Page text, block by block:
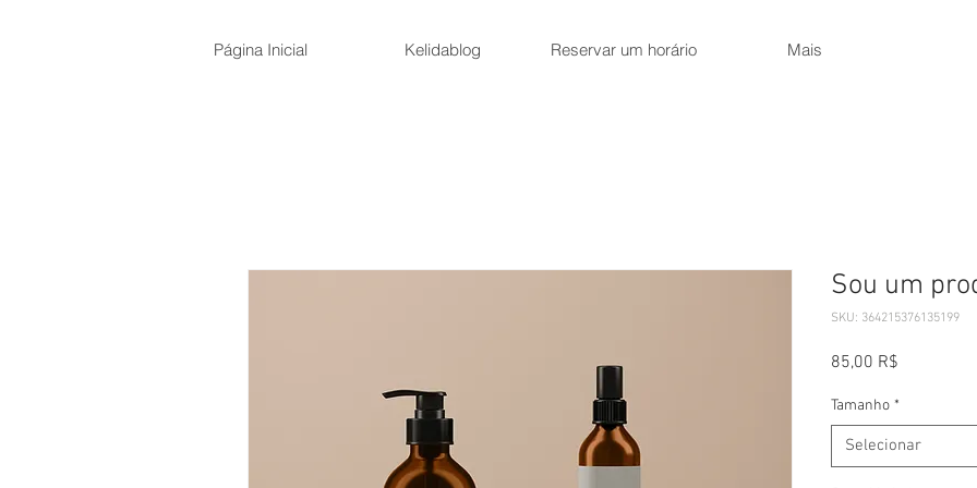
Página Inicial Kelidablog Reservar um horário Mais
Sou um
SKU: 364215376135199
85,00 R$
Tamanho *
Selecionar